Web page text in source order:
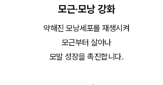
모근·모낭 강화
약해진 모낭세포를 재생시켜
모근부터 살아나
모발 성장을 촉진합니다.